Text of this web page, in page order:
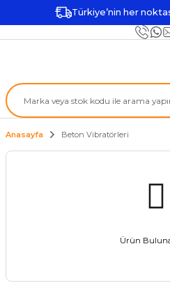
Türkiye’nin her
Anasayfa Beton Vibratörleri
Ürün